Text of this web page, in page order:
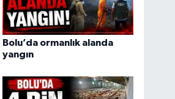
Bolu’da ormanlık alanda
yangın